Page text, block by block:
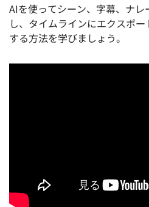
AIを使ってシーン、字幕、ナ
し、タイムラインにエクスポ
する方法を学びましょう。